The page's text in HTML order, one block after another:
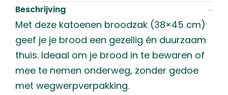
Beschrijving
Met deze katoenen broodzak (38×45 cm)
geef je je brood een gezellig én duurzaam
thuis. Ideaal om je brood in te bewaren of
mee te nemen onderweg, zonder gedoe
met wegwerpverpakking.